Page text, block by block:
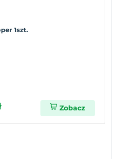
1szt.
Zobacz